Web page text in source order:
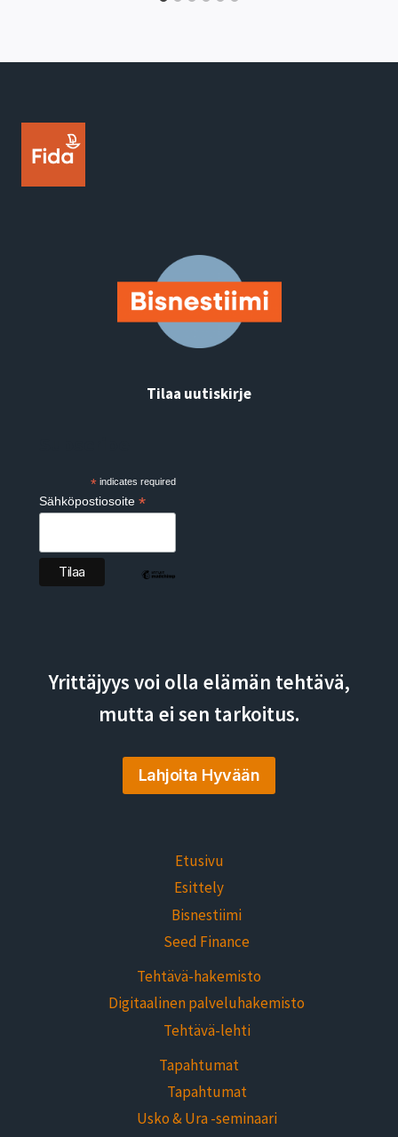
Tilaa uutiskirje
*indicates required
Sähköpostiosoite *
Yrittäjyys voi olla elämän tehtävä,
mutta ei sen tarkoitus.
Lahjoita Hyvään
Etusivu
Esittely
Bisnestiimi
Seed Finance
Tehtävä-hakemisto
Digitaalinen palveluhakemisto
Tehtävä-lehti
Tapahtumat
Tapahtumat
Usko & Ura -seminaari